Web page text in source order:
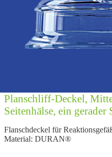
Planschliff-Deckel,
Seitenhälse, ein gerader
Flanschdeckel für
Material: DURAN®